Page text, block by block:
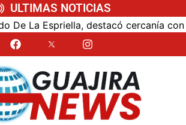
ULTIMAS NOTICIAS
Espriella, destacó cercanía con el